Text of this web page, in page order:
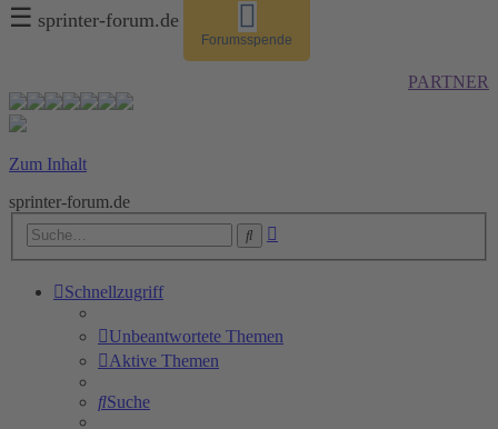
☰ sprinter-forum.de
Forumsspende
PARTNER
Zum Inhalt
sprinter-forum.de
Suche
Schnellzugriff
Unbeantwortete Themen
Aktive Themen
Suche